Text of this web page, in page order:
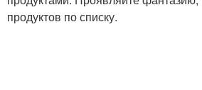
продуктов по списку.